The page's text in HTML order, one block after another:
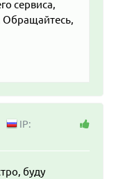
сервиса,
Обращайтесь,
IP:
буду